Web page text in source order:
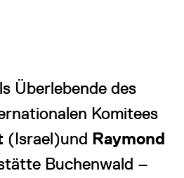
Überlebende des
Komitees
(Israel)und Raymond
Buchenwald –